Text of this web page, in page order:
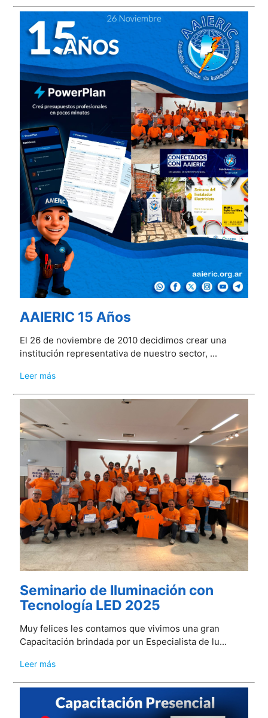
AAIERIC 15 Años
El 26 de noviembre de 2010 decidimos crear una
institución representativa de nuestro sector, ...
Leer más
Seminario de Iluminación con
Tecnología LED 2025
Muy felices les contamos que vivimos una gran
Capacitación brindada por un Especialista de lu...
Leer más